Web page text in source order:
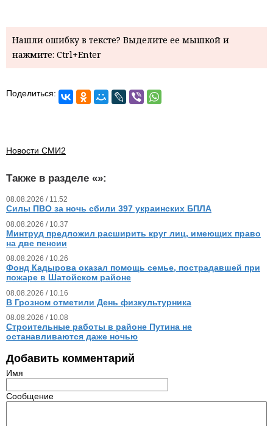
Нашли ошибку в тексте? Выделите ее мышкой и
нажмите: Ctrl+Enter
Поделиться:
Новости СМИ2
Также в разделе «»:
08.08.2026 / 11.52
Силы ПВО за ночь сбили 397 украинских БПЛА
08.08.2026 / 10.37
Минтруд предложил расширить круг лиц, имеющих право
на две пенсии
08.08.2026 / 10.26
Фонд Кадырова оказал помощь семье, пострадавшей при
пожаре в Шатойском районе
08.08.2026 / 10.16
В Грозном отметили День физкультурника
08.08.2026 / 10.08
Строительные работы в районе Путина не
останавливаются даже ночью
Добавить комментарий
Имя
Сообщение